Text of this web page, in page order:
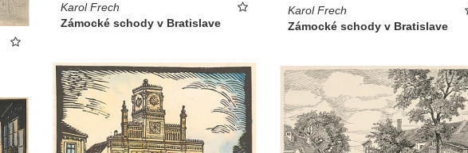
Karol Frech
Zámocké schody v Bratislave
Karol Frech
Zámocké schody v Bratislave